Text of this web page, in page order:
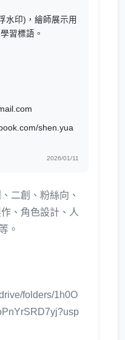
水印)，繪師展示用
習標語。
shen.yua
2026/01/11
二創、粉絲向、
、角色設計、人
。
folders/1h0O